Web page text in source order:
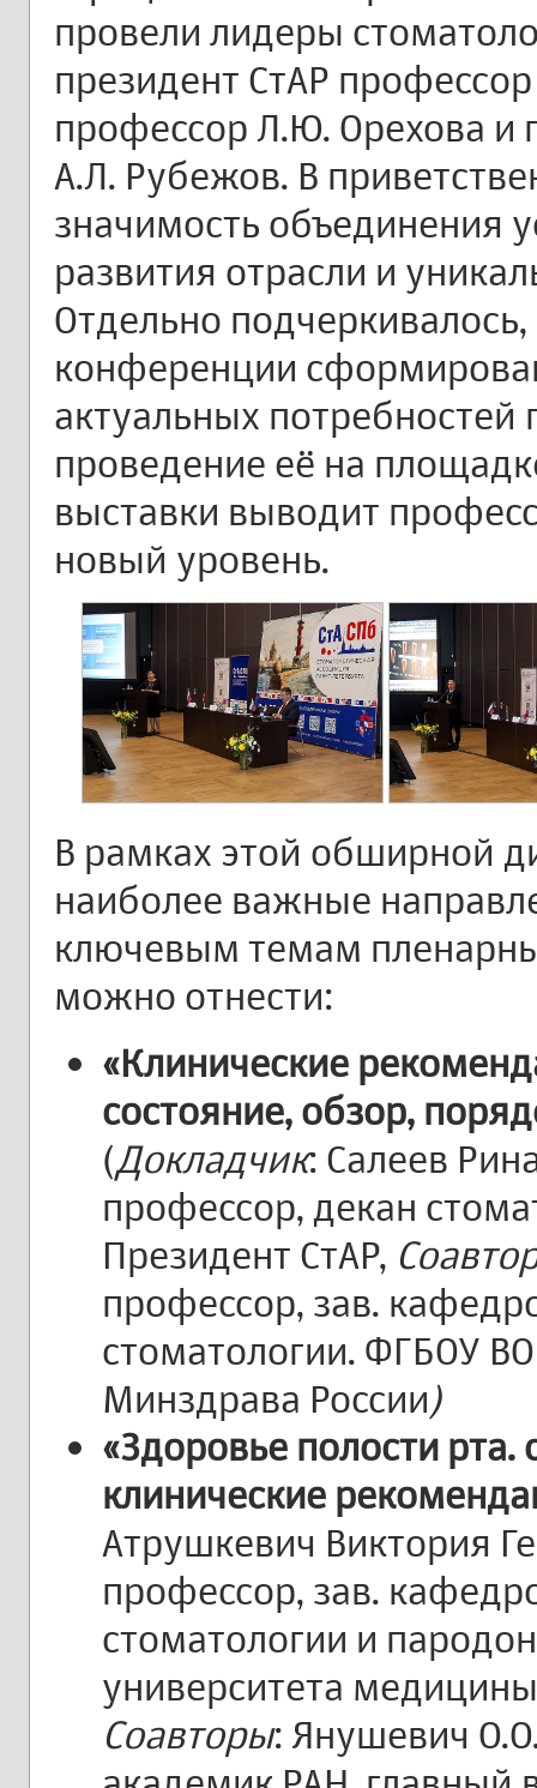
провели лидеры
президент СтАР
профессор Л.Ю. Орехова и
А.Л. Рубежов. В
значимость объединения
развития отрасли и
Отдельно
конференции
актуальных
проведение её на
выставки выводит
новый уровень.
В рамках этой обширной
наиболее важные
ключевым темам
можно отнести:
«Клинические
состояние, обзор,
(Докладчик: Салеев
профессор, декан
Президент СтАР,
профессор, зав.
стоматологии. ФГБОУ
Минздрава России)
«Здоровье полости
клинические
Атрушкевич Виктория
профессор, зав.
стоматологии и
университета
Соавторы: Янушевич